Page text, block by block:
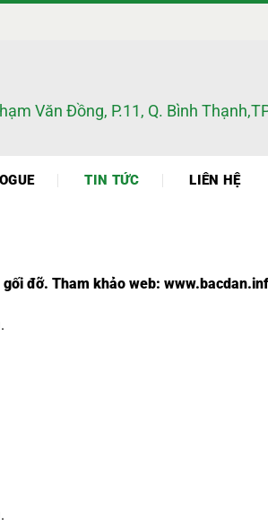
Văn Đồng, P.11, Q. Bình
TIN TỨC LIÊN HỆ
đỡ. Tham khảo web: